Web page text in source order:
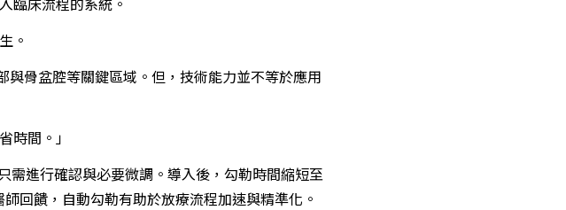
。
骨盆腔等關鍵區域。但，技術能力並不等於應用
時間。」
需進行確認與必要微調。導入後，勾勒時間縮短至
回饋，自動勾勒有助於放療流程加速與精準化。